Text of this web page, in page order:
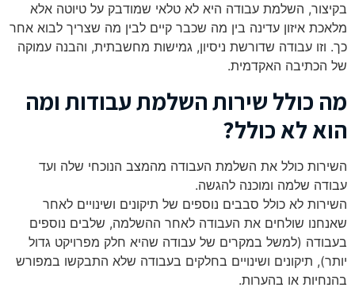
בקיצור, השלמת עבודה היא לא טלאי שמודבק על טיוטה אלא
מלאכת איזון עדינה בין מה שכבר קיים לבין מה שצריך לבוא אחר
כך. וזו עבודה שדורשת ניסיון, גמישות מחשבתית, והבנה עמוקה
של הכתיבה האקדמית.
מה כולל שירות השלמת עבודות ומה
הוא לא כולל?
השירות כולל את השלמת העבודה מהמצב הנוכחי שלה ועד
עבודה שלמה ומוכנה להגשה.
השירות לא כולל סבבים נוספים של תיקונים ושינויים לאחר
שאנחנו שולחים את העבודה לאחר ההשלמה, שלבים נוספים
בעבודה (למשל במקרים של עבודה שהיא חלק מפרויקט גדול
יותר), תיקונים ושינויים בחלקים בעבודה שלא התבקשו במפורש
בהנחיות או בהערות.